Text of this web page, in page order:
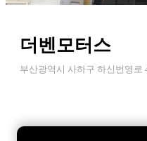
더벤모터스
부산광역시 사하구 하신번영로